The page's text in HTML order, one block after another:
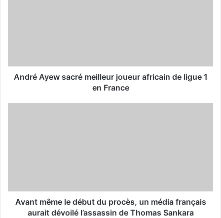
André Ayew sacré meilleur joueur africain de ligue 1
en France
Avant même le début du procès, un média français
aurait dévoilé l’assassin de Thomas Sankara